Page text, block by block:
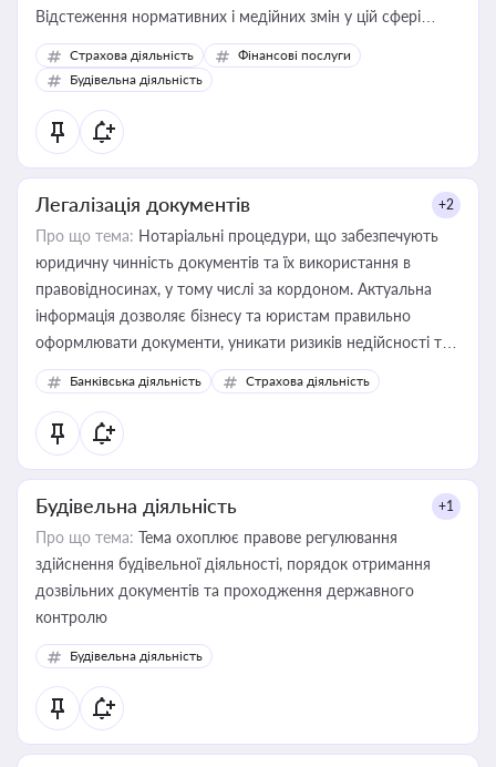
Відстеження нормативних і медійних змін у цій сфері
корисне для власника бізнесу, керівника, юриста або
бухгалтера під час оподаткування, приватизації, оренди
державного майна, корпоративних угод і перевірки
статусу суб'єктів оціночної діяльності
Страхова діяльність
Фінансові послуги
Будівельна діяльність
Легалізація документів +2
Про що тема: Нотаріальні процедури, що забезпечують
юридичну чинність документів та їх використання в
правовідносинах, у тому числі за кордоном. Актуальна
інформація дозволяє бізнесу та юристам правильно
оформлювати документи, уникати ризиків недійсності та
забезпечувати їх належне прийняття органами влади та
контрагентами
Банківська діяльність Страхова діяльність
Будівельна діяльність +1
Про що тема: Тема охоплює правове регулювання
здійснення будівельної діяльності, порядок отримання
дозвільних документів та проходження державного
контролю
Будівельна діяльність